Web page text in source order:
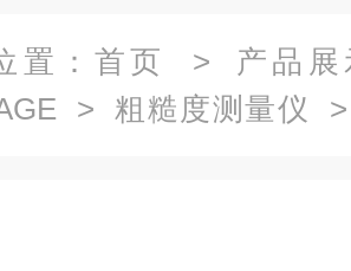
置： 首页 > 产品展
> 粗糙度测量仪